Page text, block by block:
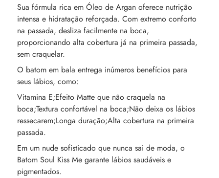
Sua fórmula rica em Óleo de Argan oferece nutrição
intensa e hidratação reforçada. Com extremo conforto
na passada, desliza facilmente na boca,
proporcionando alta cobertura já na primeira passada,
sem craquelar.
O batom em bala entrega inúmeros benefícios para
seus lábios, como:
Vitamina E;Efeito Matte que não craquela na
boca;Textura confortável na boca;Não deixa os lábios
ressecarem;Longa duração;Alta cobertura na primeira
passada.
Em um nude sofisticado que nunca sai de moda, o
Batom Soul Kiss Me garante lábios saudáveis e
pigmentados.